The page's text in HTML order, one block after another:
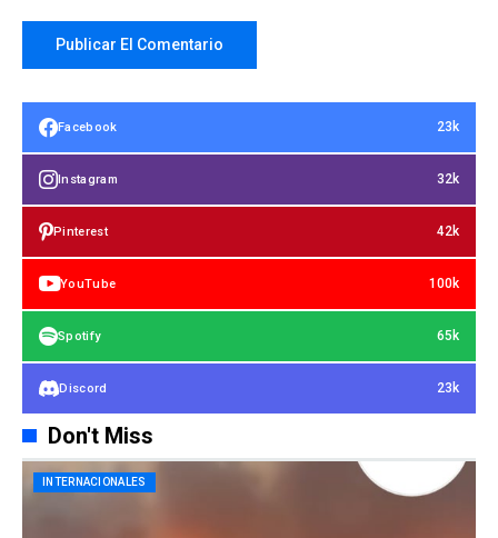
Facebook 23k
Instagram 32k
Pinterest 42k
YouTube 100k
Spotify 65k
Discord 23k
Don't Miss
INTERNACIONALES